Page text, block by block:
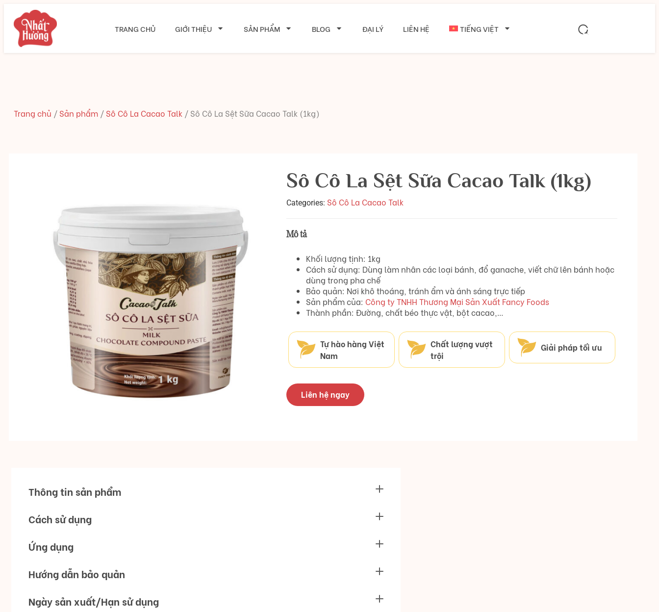
TRANG CHỦ GIỚI THIỆU SẢN PHẨM BLOG ĐẠI LÝ LIÊN HỆ TIẾNG VIỆT
Trang chủ / Sản phẩm / Sô Cô La Cacao Talk / Sô Cô La Sệt Sữa Cacao Talk (1kg)
Sô Cô La Sệt Sữa Cacao Talk (1kg)
Categories: Sô Cô La Cacao Talk
Mô tả
Khối lượng tịnh: 1kg
Cách sử dụng: Dùng làm nhân các loại bánh, đổ ganache, viết chữ lên bánh hoặc
dùng trong pha chế
Bảo quản: Nơi khô thoáng, tránh ẩm và ánh sáng trực tiếp
Sản phẩm của: Công ty TNHH Thương Mại Sản Xuất Fancy Foods
Thành phần: Đường, chất béo thực vật, bột cacao,…
Tự hào hàng Việt
Nam
Chất lượng vượt
trội
Giải pháp tối ưu
Liên hệ ngay
Thông tin sản phẩm
Cách sử dụng
Ứng dụng
Hướng dẫn bảo quản
Ngày sản xuất/Hạn sử dụng